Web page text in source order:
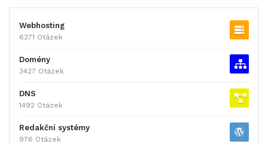
Webhosting
6271 Otázek
Domény
3427 Otázek
DNS
1492 Otázek
Redakční systémy
976 Otázek